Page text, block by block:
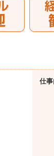
仕